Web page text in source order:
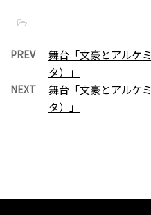
-
PREV
舞台「文豪とアルケ
タ）」
NEXT
舞台「文豪とアルケ
タ）」